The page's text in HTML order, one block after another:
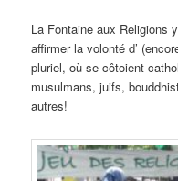
La Fontaine aux Religions
affirmer la volonté d’
pluriel, où se côtoient
musulmans, juifs,
autres!